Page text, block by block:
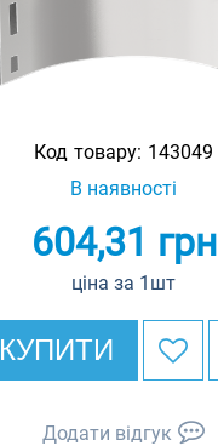
Код товару: 143049
В наявності
604,31 грн
ціна за 1шт
КУПИТИ
Додати відгук